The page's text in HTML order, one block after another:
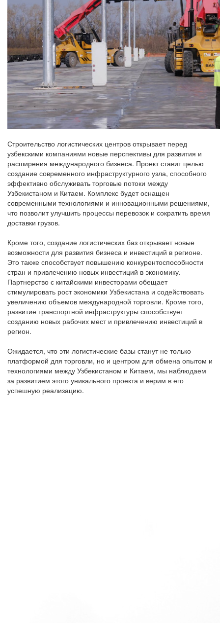
Строительство логистических центров открывает перед
узбекскими компаниями новые перспективы для развития и
расширения международного бизнеса. Проект ставит целью
создание современного инфраструктурного узла, способного
эффективно обслуживать торговые потоки между
Узбекистаном и Китаем. Комплекс будет оснащен
современными технологиями и инновационными решениями,
что позволит улучшить процессы перевозок и сократить время
доставки грузов.
Кроме того, создание логистических баз открывает новые
возможности для развития бизнеса и инвестиций в регионе.
Это также способствует повышению конкурентоспособности
стран и привлечению новых инвестиций в экономику.
Партнерство с китайскими инвесторами обещает
стимулировать рост экономики Узбекистана и содействовать
увеличению объемов международной торговли. Кроме того,
развитие транспортной инфраструктуры способствует
созданию новых рабочих мест и привлечению инвестиций в
регион.
Ожидается, что эти логистические базы станут не только
платформой для торговли, но и центром для обмена опытом и
технологиями между Узбекистаном и Китаем, мы наблюдаем
за развитием этого уникального проекта и верим в его
успешную реализацию.